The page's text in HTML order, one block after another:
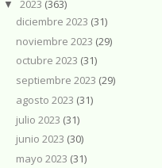
▼ 2023 (363)
diciembre 2023 (31)
noviembre 2023 (29)
octubre 2023 (31)
septiembre 2023 (29)
agosto 2023 (31)
julio 2023 (31)
junio 2023 (30)
mayo 2023 (31)